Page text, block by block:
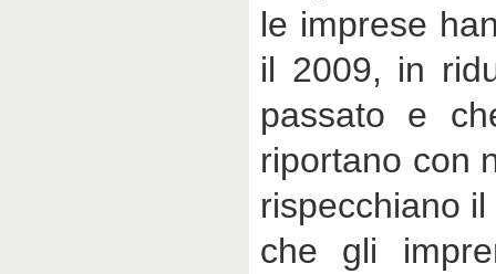
le imprese
il 2009, in
passato e
riportano con
rispecchiano
che gli